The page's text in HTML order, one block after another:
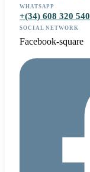
WHATSAPP
+(34) 608 320 540
SOCIAL NETWORK
Facebook-square